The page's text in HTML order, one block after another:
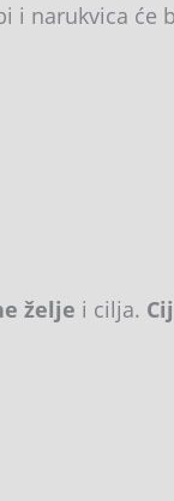
i narukvica će
želje i cilja.